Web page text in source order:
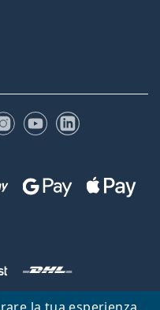
Instagram
YouTubeLinkedIn